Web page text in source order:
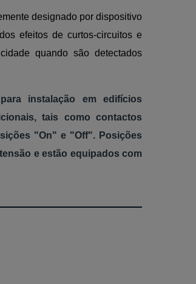
designado por dispositivo
efeitos de curtos-circuitos e
quando são detectados
instalação em edifícios
tais como contactos
"On" e "Off". Posições
e estão equipados com